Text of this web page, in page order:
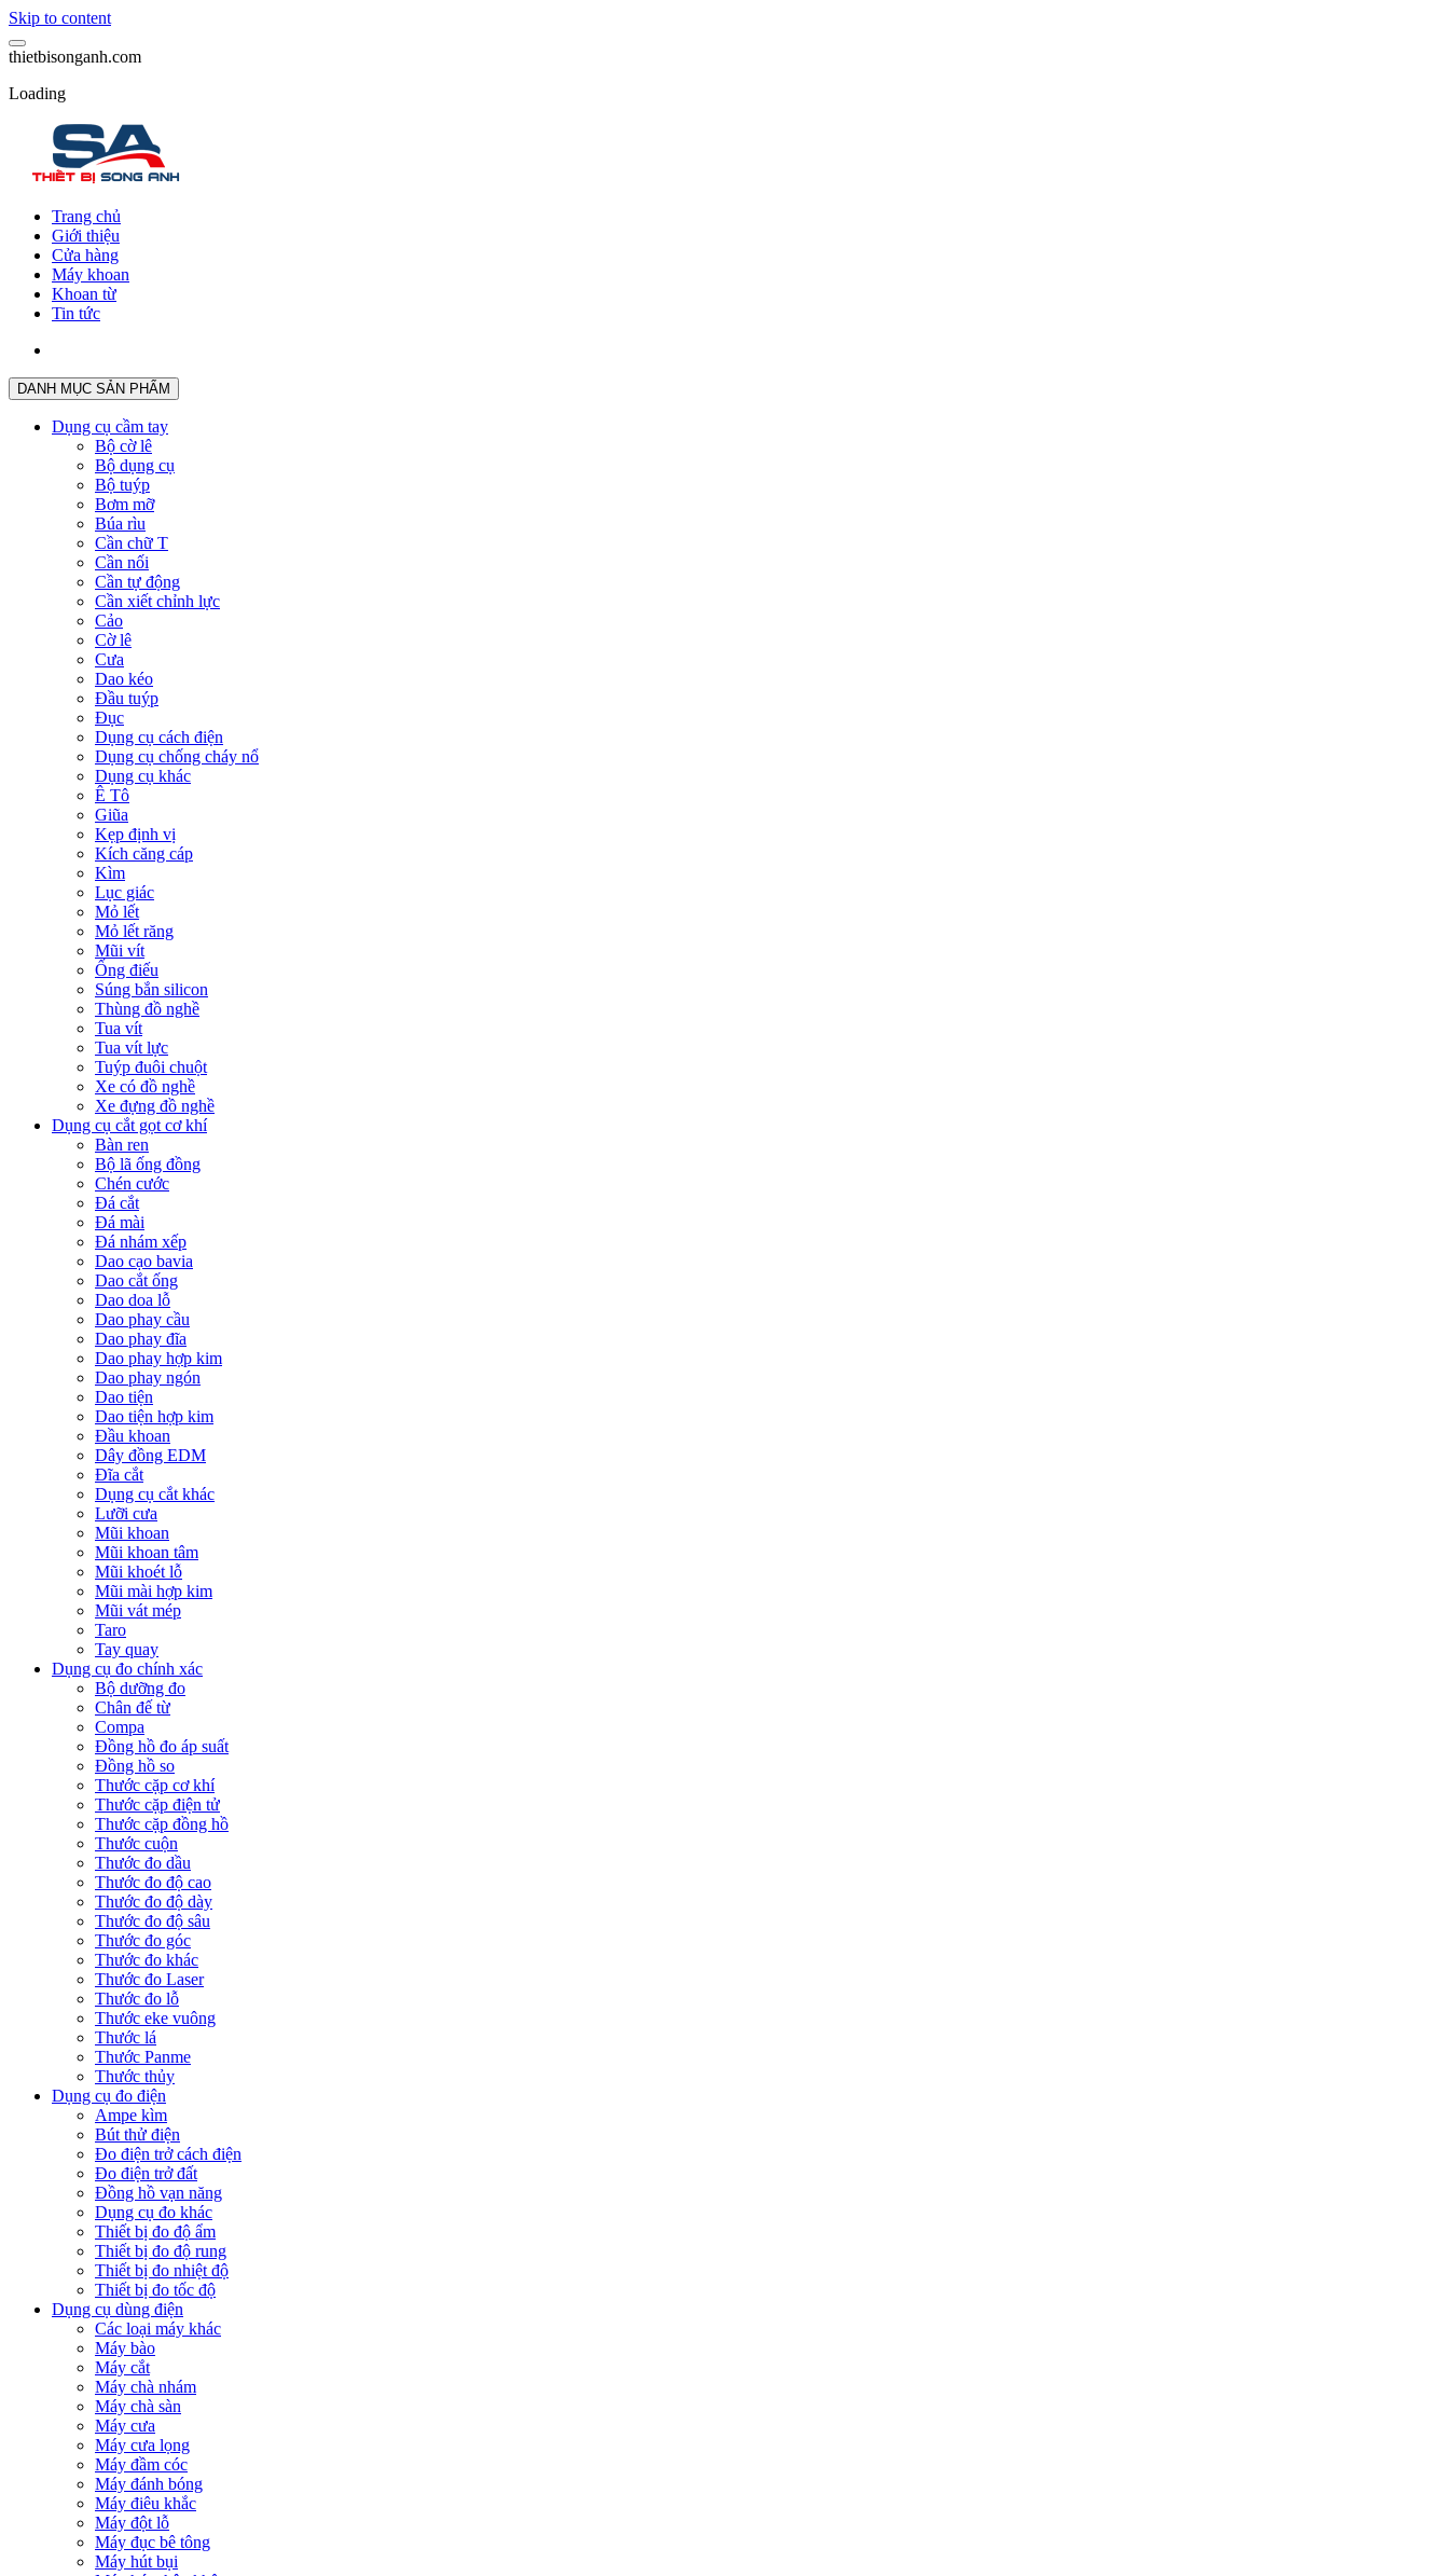
Skip to content
thietbisonganh.com
Loading
Trang chủ
Giới thiệu
Cửa hàng
Máy khoan
Khoan từ
Tin tức
DANH MỤC SẢN PHẨM
Dụng cụ cầm tay
Bộ cờ lê
Bộ dụng cụ
Bộ tuýp
Bơm mỡ
Búa rìu
Cần chữ T
Cần nối
Cần tự động
Cần xiết chỉnh lực
Cảo
Cờ lê
Cưa
Dao kéo
Đầu tuýp
Đục
Dụng cụ cách điện
Dụng cụ chống cháy nổ
Dụng cụ khác
Ê Tô
Giũa
Kẹp định vị
Kích căng cáp
Kìm
Lục giác
Mỏ lết
Mỏ lết răng
Mũi vít
Ống điếu
Súng bắn silicon
Thùng đồ nghề
Tua vít
Tua vít lực
Tuýp đuôi chuột
Xe có đồ nghề
Xe đựng đồ nghề
Dụng cụ cắt gọt cơ khí
Bàn ren
Bộ lã ống đồng
Chén cước
Đá cắt
Đá mài
Đá nhám xếp
Dao cạo bavia
Dao cắt ống
Dao doa lỗ
Dao phay cầu
Dao phay đĩa
Dao phay hợp kim
Dao phay ngón
Dao tiện
Dao tiện hợp kim
Đầu khoan
Dây đồng EDM
Đĩa cắt
Dụng cụ cắt khác
Lưỡi cưa
Mũi khoan
Mũi khoan tâm
Mũi khoét lỗ
Mũi mài hợp kim
Mũi vát mép
Taro
Tay quay
Dụng cụ đo chính xác
Bộ dưỡng đo
Chân đế từ
Compa
Đồng hồ đo áp suất
Đồng hồ so
Thước cặp cơ khí
Thước cặp điện tử
Thước cặp đồng hồ
Thước cuộn
Thước đo dầu
Thước đo độ cao
Thước đo độ dày
Thước đo độ sâu
Thước đo góc
Thước đo khác
Thước đo Laser
Thước đo lỗ
Thước eke vuông
Thước lá
Thước Panme
Thước thủy
Dụng cụ đo điện
Ampe kìm
Bút thử điện
Đo điện trở cách điện
Đo điện trở đất
Đồng hồ vạn năng
Dụng cụ đo khác
Thiết bị đo độ ẩm
Thiết bị đo độ rung
Thiết bị đo nhiệt độ
Thiết bị đo tốc độ
Dụng cụ dùng điện
Các loại máy khác
Máy bào
Máy cắt
Máy chà nhám
Máy chà sàn
Máy cưa
Máy cưa lọng
Máy đầm cóc
Máy đánh bóng
Máy điêu khắc
Máy đột lỗ
Máy đục bê tông
Máy hút bụi